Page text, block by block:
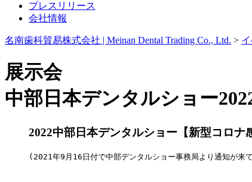
プレスリリース
会社情報
名南歯科貿易株式会社 | Meinan Dental Trading Co., Ltd. >
展示会
中部日本デンタルショー
2022中部日本デンタルショー【新型コロナ
(2021年9月16日付で中部デンタルショー事務局より通知が来